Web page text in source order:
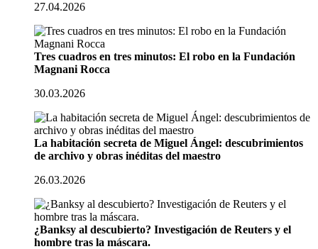
27.04.2026
Tres cuadros en tres minutos: El robo en la Fundación
Magnani Rocca
30.03.2026
La habitación secreta de Miguel Ángel: descubrimientos
de archivo y obras inéditas del maestro
26.03.2026
¿Banksy al descubierto? Investigación de Reuters y el
hombre tras la máscara.